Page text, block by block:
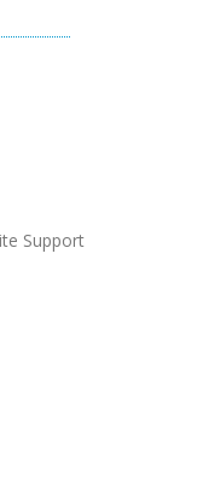
Support